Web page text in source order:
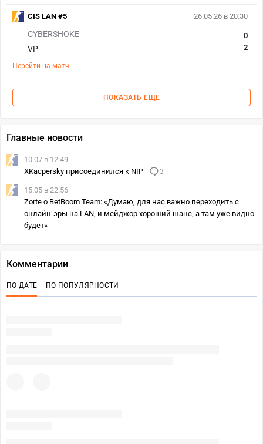
26.05.26 в 20:30
CYBERSHOKE
VP
0
2
Перейти на матч
CIS LAN #5
ПОКАЗАТЬ ЕЩЕ
Главные новости
10.07 в 12:49
XKacpersky присоединился к NIP
3
15.05 в 22:56
Zorte о BetBoom Team: «Думаю, для нас важно переходить с
онлайн-эры на LAN, и мейджор хороший шанс, а там уже видно
будет»
Комментарии
ПО ДАТЕ ПО ПОПУЛЯРНОСТИ